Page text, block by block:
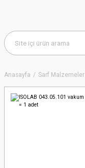
Anasayfa Sarf Malzemeler